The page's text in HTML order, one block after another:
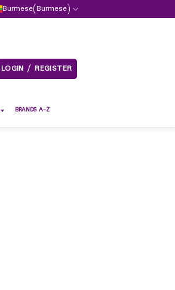
Burmese(Burmese)
LOGIN / REGISTER
BRANDS A-Z